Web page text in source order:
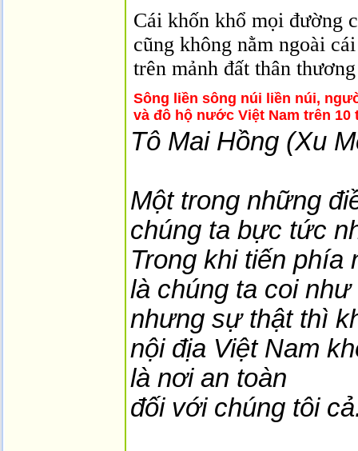
Cái khốn khổ mọi đường
cũng không nằm ngoài
trên mảnh đất thân
Sông liền sông núi liền núi,
và đô hộ nước Việt Nam trên
Tô Mai Hồng (Xu
Một trong những
chúng ta bực tức
Trong khi tiến phía
là chúng ta coi
nhưng sự thật thì
nội địa Việt Nam
là nơi an toàn
đối với chúng tôi